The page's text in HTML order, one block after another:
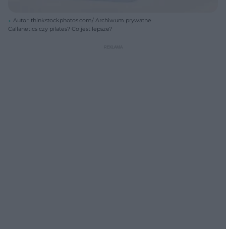
Autor: thinkstockphotos.com/ Archiwum prywatne
Callanetics czy pilates? Co jest lepsze?